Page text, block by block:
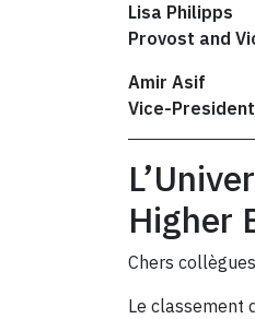
Lisa Philipps
Provost and
Amir Asif
Vice-
Higher
Chers
Le classement